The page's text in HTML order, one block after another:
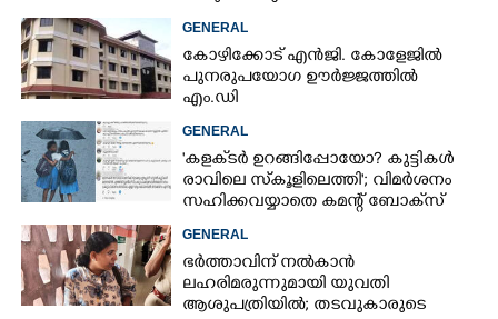
GENERAL
കോഴിക്കോട് എൻജി. കോളേജിൽ
പുനരുപയോഗ ഊർജ്ജത്തിൽ
എം.ഡി
GENERAL
'കളക്‌ടർ ഉറങ്ങിപ്പോയോ? കുട്ടികൾ
രാവിലെ സ്‌കൂളിലെത്തി'; വിമർശനം
സഹിക്കവയ്യാതെ കമന്റ് ബോക്‌സ്
GENERAL
ഭർത്താവിന് നൽകാൻ
ലഹരിമരുന്നുമായി യുവതി
ആശുപത്രിയിൽ; തടവുകാരുടെ